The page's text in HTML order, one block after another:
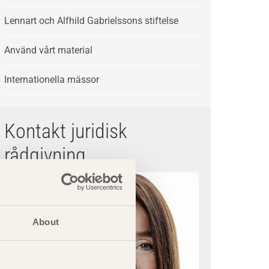
About
Lennart och Alfhild Gabrielssons stiftelse
Använd vårt material
Internationella mässor
Kontakt juridisk
rådgivning